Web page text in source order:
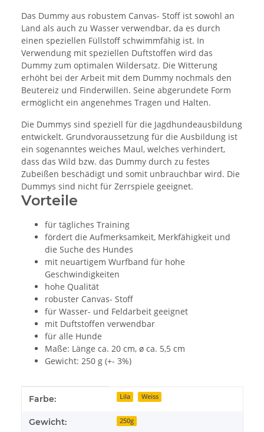
Das Dummy aus robustem Canvas- Stoff ist sowohl an
Land als auch zu Wasser verwendbar, da es durch
einen speziellen Füllstoff schwimmfähig ist. In
Verwendung mit speziellen Duftstoffen wird das
Dummy zum optimalen Wildersatz. Die Witterung
erhöht bei der Arbeit mit dem Dummy nochmals den
Beutereiz und Finderwillen. Seine abgerundete Form
ermöglicht ein angenehmes Tragen und Halten.
Die Dummys sind speziell für die Jagdhundeausbildung
entwickelt. Grundvoraussetzung für die Ausbildung ist
ein sogenanntes weiches Maul, welches verhindert,
dass das Wild bzw. das Dummy durch zu festes
Zubeißen beschädigt und somit unbrauchbar wird. Die
Dummys sind nicht für Zerrspiele geeignet.
Vorteile
für tägliches Training
fördert die Aufmerksamkeit, Merkfähigkeit und
die Suche des Hundes
mit neuartigem Wurfband für hohe
Geschwindigkeiten
hohe Qualität
robuster Canvas- Stoff
für Wasser- und Feldarbeit geeignet
mit Duftstoffen verwendbar
für alle Hunde
Maße: Länge ca. 20 cm, ø ca. 5,5 cm
Gewicht: 250 g (+- 3%)
Produkteigenschaft
Wert
Farbe: Lila Weiss
Gewicht: 250g